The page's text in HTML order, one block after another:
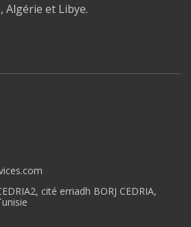
Algérie et Libye.
cité erriadh BORJ CEDRIA,